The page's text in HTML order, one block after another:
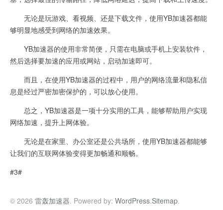
无论是玩游戏、看视频、还是下载文件，使用YB加速器都能
够明显地感受到网络的加速效果。
YB加速器的使用非常简便，只需在电脑或手机上安装软件，
然后选择要加速的应用或网站，启动加速即可。
而且，在使用YB加速器的过程中，用户的网络流量和隐私信
息是经过严密加密保护的，可以放心使用。
总之，YB加速器是一项十分实用的工具，能够帮助用户实现
网络加速，提升上网体验。
无论是在家里、办公室还是公共场所，使用YB加速器都能够
让我们的互联网体验变得更加畅通和顺畅。
#3#
© 2026 雷轰加速器. Powered by: WordPress.Sitemap.